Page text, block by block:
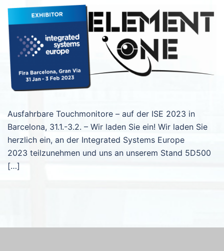
Ausfahrbare Touchmonitore – auf der ISE 2023 in
Barcelona, 31.1.-3.2. – Wir laden Sie ein! Wir laden Sie
herzlich ein, an der Integrated Systems Europe
2023 teilzunehmen und uns an unserem Stand 5D500
[…]